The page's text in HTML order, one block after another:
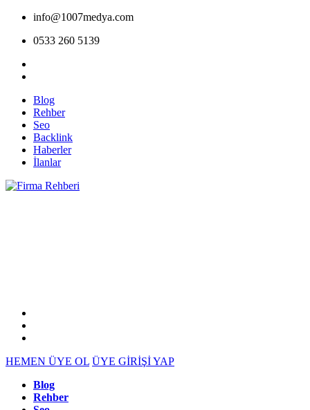
info@1007medya.com
0533 260 5139
Blog
Rehber
Seo
Backlink
Haberler
İlanlar
HEMEN ÜYE OL ÜYE GİRİŞİ YAP
Blog
Rehber